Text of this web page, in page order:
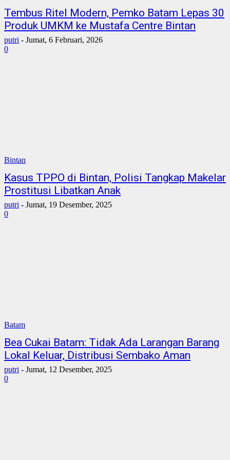
Tembus Ritel Modern, Pemko Batam Lepas 30
Produk UMKM ke Mustafa Centre Bintan
putri - Jumat, 6 Februari, 2026
0
Bintan
Kasus TPPO di Bintan, Polisi Tangkap Makelar
Prostitusi Libatkan Anak
putri - Jumat, 19 Desember, 2025
0
Batam
Bea Cukai Batam: Tidak Ada Larangan Barang
Lokal Keluar, Distribusi Sembako Aman
putri - Jumat, 12 Desember, 2025
0